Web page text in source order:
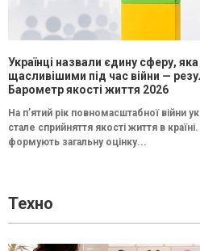
Українці назвали єдину сферу, яка
щасливішими під час війни —
Барометр якості життя 2026
На п’ятий рік повномасштабної війни
стале сприйняття якості життя в
формують загальну оцінку...
Техно